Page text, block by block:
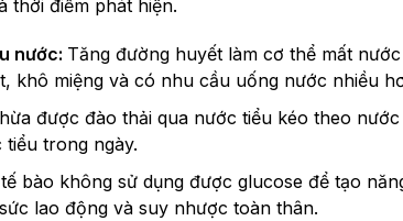
thời điểm phát hiện.
nước: Tăng đường huyết làm cơ thể mất
khô miệng và có nhu cầu uống nước nhiều
được đào thải qua nước tiểu kéo theo
trong ngày.
bào không sử dụng được glucose để tạo
lao động và suy nhược toàn thân.